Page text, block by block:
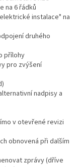
na 6 řádků
instalace" na
druhého
přílohy
pro zvýšení
nadpisy a
v otevřené revizi
obnovená při dalším
zprávy (dříve